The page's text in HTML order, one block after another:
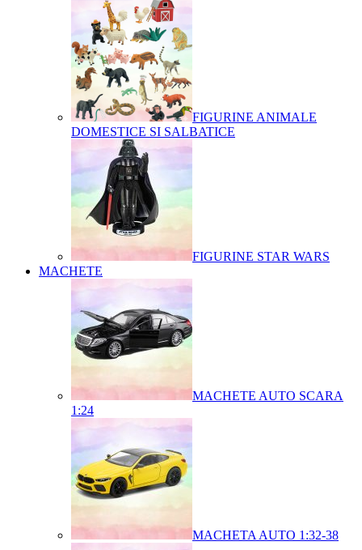
FIGURINE ANIMALE
DOMESTICE SI SALBATICE
FIGURINE STAR WARS
MACHETE
MACHETE AUTO SCARA
1:24
MACHETA AUTO 1:32-38